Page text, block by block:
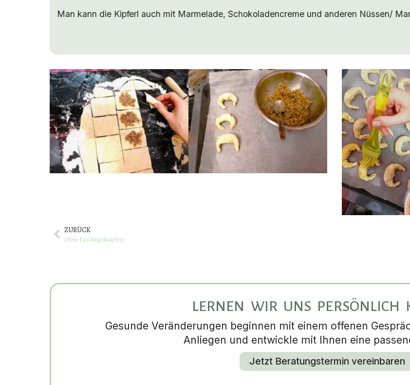
Man kann die Kipferl auch mit Marmelade, Schokoladencreme und anderen Nüssen/
ZURÜCK
Ofen-Faschingskrapfen
LERNEN WIR UNS PERSÖNLICH
Gesunde Veränderungen beginnen mit einem offenen
Anliegen und entwickle mit Ihnen eine
Jetzt Beratungstermin vereinbaren